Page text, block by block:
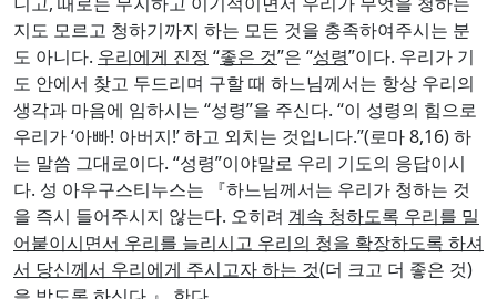
도 아니다.우리에게 진정“좋은 것”은 “성령”이다. 우리가 기
도 안에서 찾고 두드리며 구할 때 하느님께서는 항상 우리의
생각과 마음에 임하시는 “성령”을 주신다. “이 성령의 힘으로
우리가 ‘아빠! 아버지!’ 하고 외치는 것입니다.”(로마 8,16) 하
는 말씀 그대로이다. “성령”이야말로 우리 기도의 응답이시
다. 성 아우구스티누스는 『하느님께서는 우리가 청하는 것
을 즉시 들어주시지 않는다. 오히려계속 청하도록 우리를 밀
어붙이시면서 우리를 늘리시고 우리의 청을 확장하도록 하셔
서 당신께서 우리에게 주시고자 하는 것(더 크고 더 좋은 것)
을 받도록하신다.』 한다.